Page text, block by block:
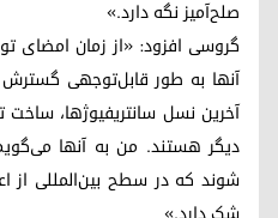
صلح‌آمیز نگه دارد.»
آنها به طور قابل‌توجهی گسترش
آخرین نسل سانتریفیوژها،
دیگر هستند. من به آنها
شوند که در سطح بین‌المللی از